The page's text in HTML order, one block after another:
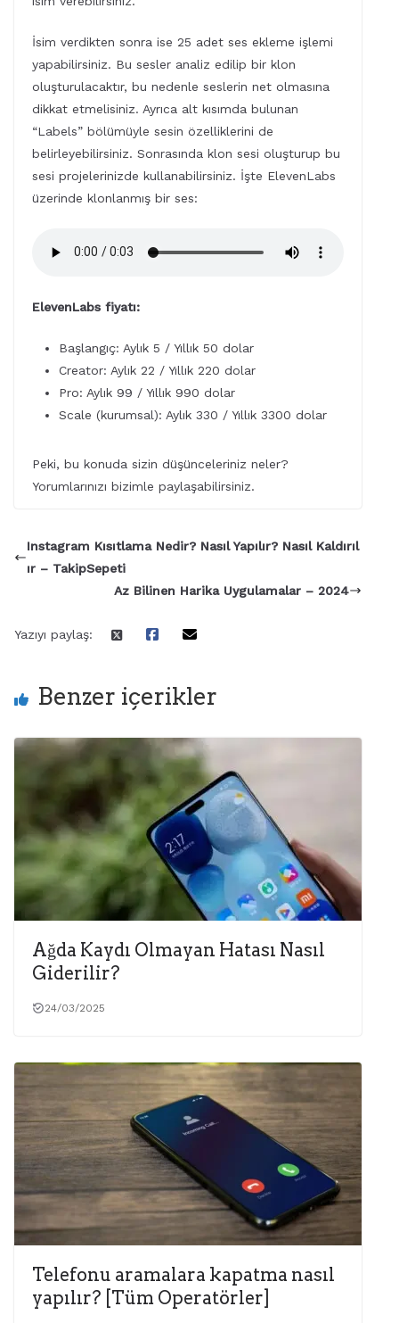
İsim verdikten sonra ise 25 adet ses ekleme işlemi
yapabilirsiniz. Bu sesler analiz edilip bir klon
oluşturulacaktır, bu nedenle seslerin net olmasına
dikkat etmelisiniz. Ayrıca alt kısımda bulunan
“Labels” bölümüyle sesin özelliklerini de
belirleyebilirsiniz. Sonrasında klon sesi oluşturup bu
sesi projelerinizde kullanabilirsiniz. İşte ElevenLabs
üzerinde klonlanmış bir ses:
ElevenLabs fiyatı:
Başlangıç: Aylık 5 / Yıllık 50 dolar
Creator: Aylık 22 / Yıllık 220 dolar
Pro: Aylık 99 / Yıllık 990 dolar
Scale (kurumsal): Aylık 330 / Yıllık 3300 dolar
Peki, bu konuda sizin düşünceleriniz neler?
Yorumlarınızı bizimle paylaşabilirsiniz.
Instagram Kısıtlama Nedir? Nasıl Yapılır? Nasıl Kaldırıl
ır – TakipSepeti
Az Bilinen Harika Uygulamalar – 2024
Yazıyı paylaş:
Benzer içerikler
Ağda Kaydı Olmayan Hatası Nasıl
Giderilir?
24/03/2025
Telefonu aramalara kapatma nasıl
yapılır? [Tüm Operatörler]